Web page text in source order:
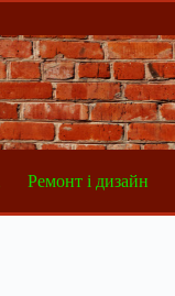
Ремонт і дизайн